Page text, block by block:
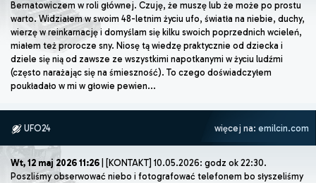
Bernatowiczem w roli głównej. Czuję, że muszę lub że może po prostu
warto. Widziałem w swoim 48-letnim życiu ufo, światła na niebie, duchy,
wierzę w reinkarnację i domyślam się kilku swoich poprzednich wcieleń,
miałem też prorocze sny. Niosę tą wiedzę praktycznie od dziecka i
dziele się nią od zawsze ze wszystkimi napotkanymi w życiu ludźmi
(często narażając się na śmieszność). To czego doświadczyłem
poukładało w mi w głowie pewien...
UFO24 więcej na: emilcin.com
Wt, 12 maj 2026 11:26 | [KONTAKT] 10.05.2026: godz ok 22:30.
Poszliśmy obserwować niebo i fotografować telefonem bo słyszeliśmy